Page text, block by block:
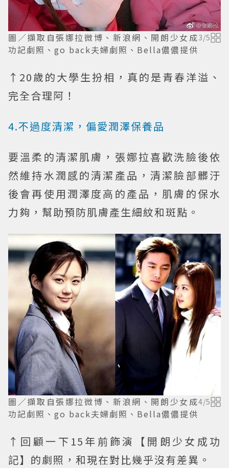
圖／擷取自張娜拉微博、新浪網、開朗少女成
功記劇照、go back夫婦劇照、Bella儂儂提供
3/5
↑20歲的大學生扮相，真的是青春洋溢、
完全合理阿！
4.不過度清潔，偏愛潤澤保養品
要溫柔的清潔肌膚，張娜拉喜歡洗臉後依
然維持水潤感的清潔產品，清潔臉部髒汙
後會再使用潤澤度高的產品，肌膚的保水
力夠，幫助預防肌膚產生細紋和斑點。
圖／擷取自張娜拉微博、新浪網、開朗少女成
功記劇照、go back夫婦劇照、Bella儂儂提供
4/5
↑回顧一下15年前飾演【開朗少女成功
記】的劇照，和現在對比幾乎沒有差異。